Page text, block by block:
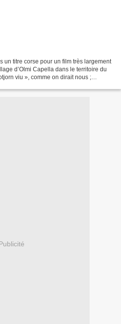
un titre corse pour un film très largement
d’Olmi Capella dans le territoire du
viu », comme on dirait nous ;